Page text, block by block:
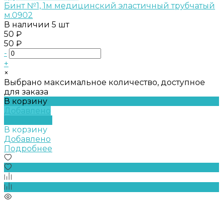
Бинт №1, 1м медицинский эластичный трубчатый
м.0902
В наличии 5 шт
50 ₽
50 ₽
-
+
×
Выбрано максимальное количество, доступное
для заказа
В корзину
Добавлено
В корзину
Добавлено
Подробнее